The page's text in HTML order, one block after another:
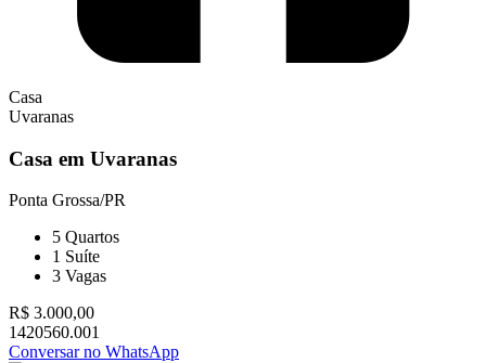
Casa
Uvaranas
Casa em Uvaranas
Ponta Grossa/PR
5 Quartos
1 Suíte
3 Vagas
R$ 3.000,00
1420560.001
Conversar no WhatsApp